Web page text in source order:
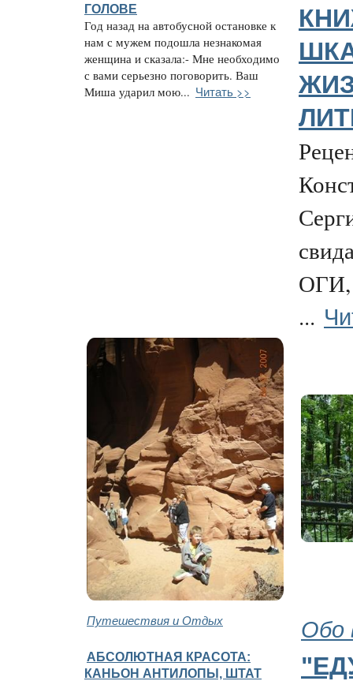
ГОЛОВЕ
Год назад на автобусной остановке к
нам с мужем подошла незнакомая
женщина и сказала:- Мне необходимо
с вами серьезно поговорить. Ваш
Миша ударил мою... Читать >>
ОГИ,
...
Путешествия и Отдых Обо
АБСОЛЮТНАЯ КРАСОТА:
КАНЬОН АНТИЛОПЫ, ШТАТ